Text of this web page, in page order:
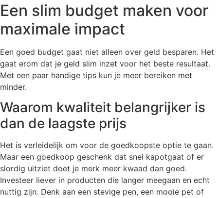
Een slim budget maken voor
maximale impact
Een goed budget gaat niet alleen over geld besparen. Het
gaat erom dat je geld slim inzet voor het beste resultaat.
Met een paar handige tips kun je meer bereiken met
minder.
Waarom kwaliteit belangrijker is
dan de laagste prijs
Het is verleidelijk om voor de goedkoopste optie te gaan.
Maar een goedkoop geschenk dat snel kapotgaat of er
slordig uitziet doet je merk meer kwaad dan goed.
Investeer liever in producten die langer meegaan en echt
nuttig zijn. Denk aan een stevige pen, een mooie pet of